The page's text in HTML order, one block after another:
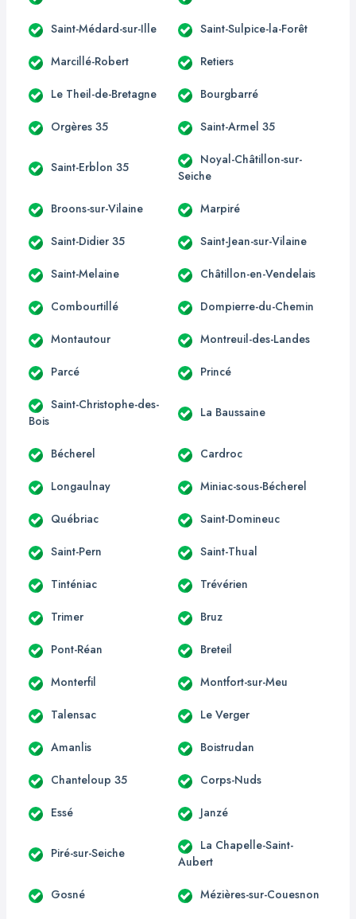
Saint-Médard-sur-Ille Saint-Sulpice-la-Forêt
Marcillé-Robert Retiers
Le Theil-de-Bretagne Bourgbarré
Orgères 35 Saint-Armel 35
Saint-Erblon 35
Noyal-Châtillon-sur-
Seiche
Broons-sur-Vilaine Marpiré
Saint-Didier 35 Saint-Jean-sur-Vilaine
Saint-Melaine Châtillon-en-Vendelais
Combourtillé Dompierre-du-Chemin
Montautour Montreuil-des-Landes
Parcé Princé
Saint-Christophe-des-
Bois
La Baussaine
Bécherel Cardroc
Longaulnay Miniac-sous-Bécherel
Québriac Saint-Domineuc
Saint-Pern Saint-Thual
Tinténiac Trévérien
Trimer Bruz
Pont-Réan Breteil
Monterfil Montfort-sur-Meu
Talensac Le Verger
Amanlis Boistrudan
Chanteloup 35 Corps-Nuds
Essé Janzé
Piré-sur-Seiche
La Chapelle-Saint-
Aubert
Gosné Mézières-sur-Couesnon